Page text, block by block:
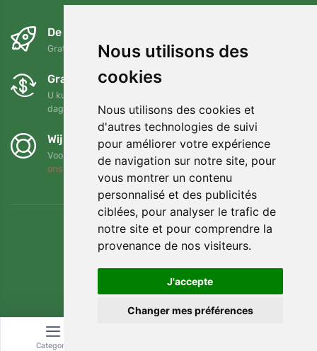
Nous utilisons des
cookies
Nous utilisons des cookies et
d'autres technologies de suivi
pour améliorer votre expérience
de navigation sur notre site, pour
vous montrer un contenu
personnalisé et des publicités
ciblées, pour analyser le trafic de
notre site et pour comprendre la
provenance de nos visiteurs.
J'accepte
Changer mes préférences
De volgende dag en gratis
Gratis verzending voor bestellingen boven 95 EUR
Gratis ruilen en retourneren
U kunt uw bestelling op elk gewenst moment binnen 90
dagen retourneren of ruilen
Wij steunen Trees.org
Voor elke bestelling planten we een boom! Lees meer
ons
Categorie